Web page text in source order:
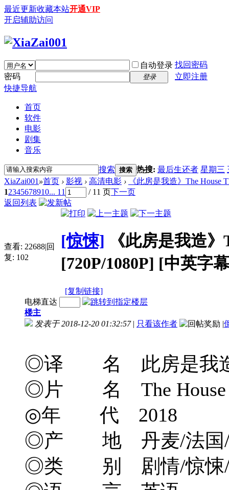
最近更新收藏本站开通VIP
开启辅助访问
自动登录 找回密码
密码
登录
立即注册
快捷导航
首页
软件
电影
剧集
音乐
搜索 搜索 热搜: 最后生还者 星期三
XiaZai001 »首页 › 影视 › 高清电影 ›
《此房是我造》The House
12345678910... 11 / 11 页下一页
返回列表
查看: 22688|回
复: 102
[惊悚]
《此房是我造
[720P/1080P] [中英字
[复制链接]
电梯直达
楼主
发表于 2018-12-20 01:32:57 | 只看该作者 |
◎译 名 此房是我造/
◎片 名 The House
◎年 代 2018
◎产 地 丹麦/法国/
◎类 别 剧情/惊悚/